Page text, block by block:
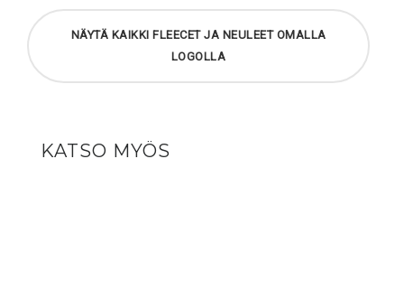
NÄYTÄ KAIKKI FLEECET JA NEULEET OMALLA
LOGOLLA
KATSO MYÖS